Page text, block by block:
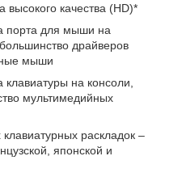
высокого качества (HD)*
порта для мыши на
драйверов
мыши
на консоли,
мультимедийных
раскладок –
японской и